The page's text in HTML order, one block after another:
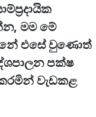
මම මේ
එසේ වුණොත්
පක්ෂ
වැඩකළ